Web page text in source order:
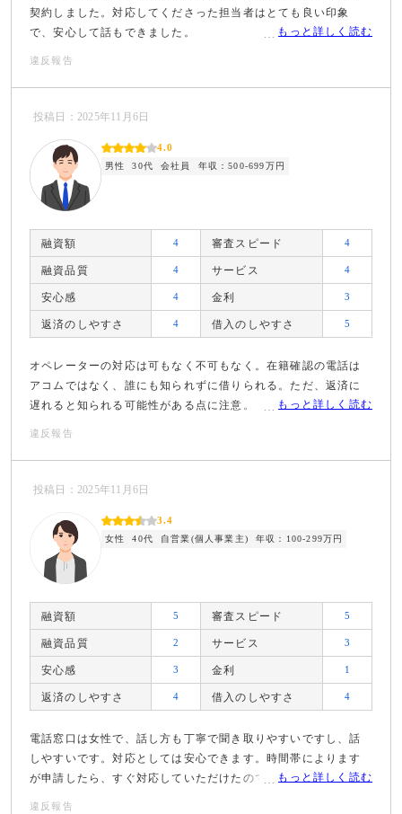
契約しました。対応してくださった担当者はとても良い印象
で、安心して話もできました。
もっと詳しく読む
違反報告
投稿日：2025年11月6日
4.0
男性 30代 会社員 年収：500-699万円
融資額 4 審査スピード 4
融資品質 4 サービス 4
安心感 4 金利 3
返済のしやすさ 4 借入のしやすさ 5
オペレーターの対応は可もなく不可もなく。在籍確認の電話は
アコムではなく、誰にも知られずに借りられる。ただ、返済に
遅れると知られる可能性がある点に注意。
もっと詳しく読む
違反報告
投稿日：2025年11月6日
3.4
女性 40代 自営業(個人事業主) 年収：100-299万円
融資額 5 審査スピード 5
融資品質 2 サービス 3
安心感 3 金利 1
返済のしやすさ 4 借入のしやすさ 4
電話窓口は女性で、話し方も丁寧で聞き取りやすいですし、話
しやすいです。対応としては安心できます。時間帯によります
が申請したら、すぐ対応していただけたので、助かりました。
もっと詳しく読む
違反報告